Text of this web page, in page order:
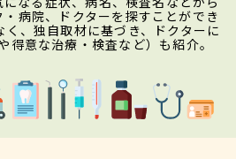
病院、ドクターを探すことができ
く、独自取材に基づき、ドクターに
得意な治療・検査など）も紹介。